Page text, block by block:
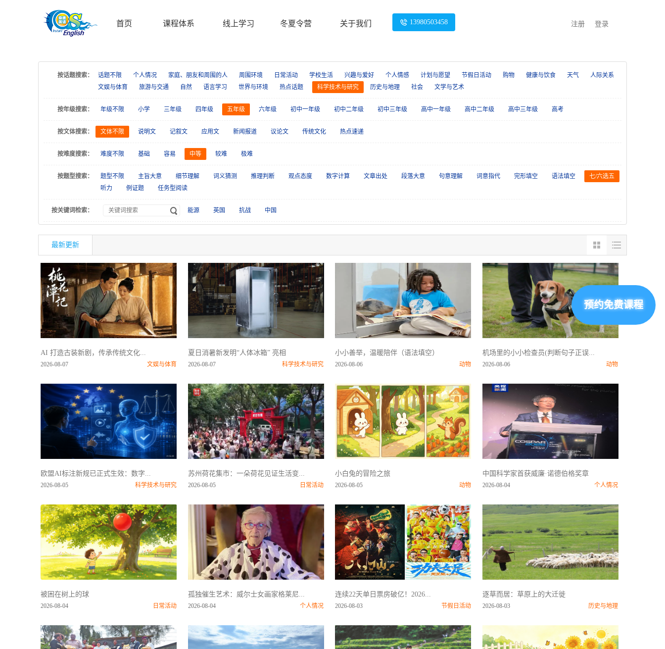
首页 课程体系 线上学习 冬夏令营 关于我们 13980503458 注册 登录
预约免费课程
按话题搜索： 话题不限 个人情况 家庭、朋友和周围的人 周围环境 日常活动 学校生活 兴趣与爱好 个人情感 计划与愿望 节假日活动 购物 健康与饮食 天气
人际关系
文娱与体育
旅游与交通 自然 语言学习 世界与环境 热点话题 科学技术与研究 历史与地理 社会 文学与艺术
按年级搜索： 年级不限 小学 三年级 四年级 五年级 六年级 初中一年级 初中二年级 初中三年级 高中一年级 高中二年级 高中三年级 高考
按文体搜索： 文体不限 说明文 记叙文 应用文 新闻报道 议论文 传统文化 热点速递
按难度搜索： 难度不限 基础 容易 中等 较难 极难
按题型搜索： 题型不限 主旨大意 细节理解 词义猜测 推理判断 观点态度 数字计算 文章出处 段落大意 句意理解 词意指代 完形填空 语法填空
七/六选五
听力
例证题 任务型阅读
按关键词检索： 能源 英国 抗战 中国
最新更新
AI 打造古装新剧，传承传统文化...
2026-08-07 文娱与体育
夏日消暑新发明“人体冰箱” 亮相
2026-08-07 科学技术与研究
小小善举，温暖陪伴（语法填空）
2026-08-06 动物
机场里的小小检查员(判断句子正误...
2026-08-06 动物
欧盟AI标注新规已正式生效：数字...
2026-08-05 科学技术与研究
苏州荷花集市：一朵荷花见证生活变...
2026-08-05 日常活动
小白兔的冒险之旅
2026-08-05 动物
中国科学家首获威廉·诺德伯格奖章
2026-08-04 个人情况
被困在树上的球
2026-08-04 日常活动
孤独催生艺术：威尔士女画家格莱尼...
2026-08-04 个人情况
连续22天单日票房破亿！2026...
2026-08-03 节假日活动
逐草而居：草原上的大迁徙
2026-08-03 历史与地理